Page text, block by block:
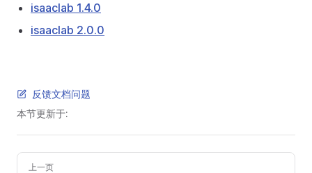
isaaclab 1.4.0
isaaclab 2.0.0
反馈文档问题
本节更新于:
Pager
上一页